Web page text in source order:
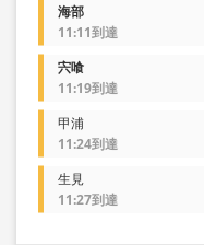
海部
11:11到達
宍喰
11:19到達
甲浦
11:24到達
生見
11:27到達